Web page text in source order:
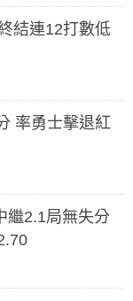
結連12打數低
率勇士擊退紅
繼2.1局無失分